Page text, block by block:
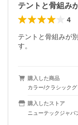
4
テントと骨組みが
す。
購入した商品
カラー/クラシックグ
購入したストア
ニューテックジャパ